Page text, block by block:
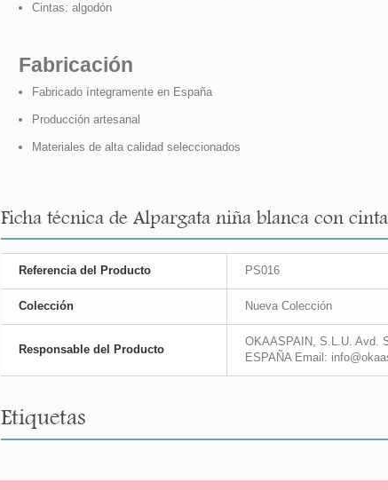
Cintas: algodón
Fabricación
Fabricado íntegramente en España
Producción artesanal
Materiales de alta calidad seleccionados
Ficha técnica de Alpargata niña blanca con
Referencia del Producto PS016
Colección Nueva Colección
Responsable del Producto
OKAASPAIN, S.L.U. Avd.
ESPAÑA Email:
Etiquetas